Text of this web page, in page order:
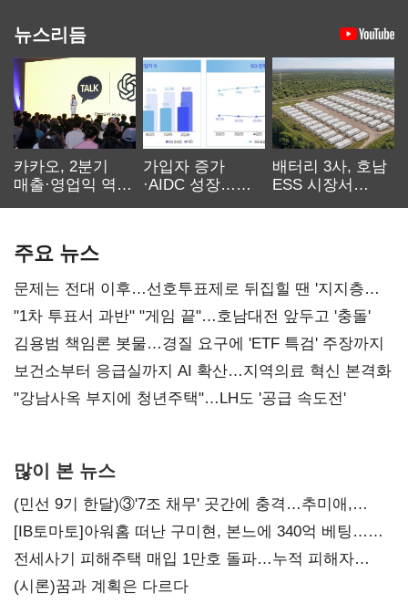
뉴스리듬
카카오, 2분기
매출·영업익 역대
가입자 증가
·AIDC 성장…
배터리 3사, 호남
ESS 시장서
주요 뉴스
문제는 전대 이후…선호투표제로 뒤집힐 땐 '지지층
불복'
"1차 투표서 과반" "게임 끝"…호남대전 앞두고 '충돌'
김용범 책임론 봇물…경질 요구에 'ETF 특검' 주장까지
보건소부터 응급실까지 AI 확산…지역의료 혁신 본격화
"강남사옥 부지에 청년주택"…LH도 '공급 속도전'
많이 본 뉴스
(민선 9기 한달)③'7조 채무' 곳간에 충격…추미애,
20년만에 '비상재정' 선언 승부수
[IB토마토]아워홈 떠난 구미현, 본느에 340억 베팅…
가족 지배체제 구축
전세사기 피해주택 매입 1만호 돌파…누적 피해자
4만278명
(시론)꿈과 계획은 다르다